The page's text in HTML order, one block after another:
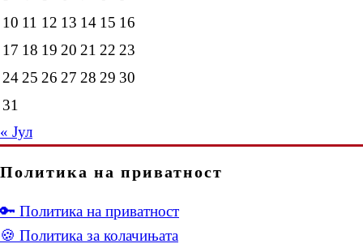
10 11 12 13 14 15 16
17 18 19 20 21 22 23
24 25 26 27 28 29 30
31
« Јул
Политика на приватност
🔑 Политика на приватност
🍪 Политика за колачињата